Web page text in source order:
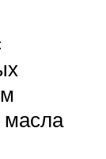
масла